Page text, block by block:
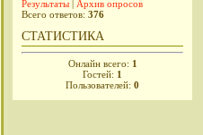
Результаты | Архив опросов
Всего ответов: 376
СТАТИСТИКА
Онлайн всего: 1
Гостей: 1
Пользователей: 0